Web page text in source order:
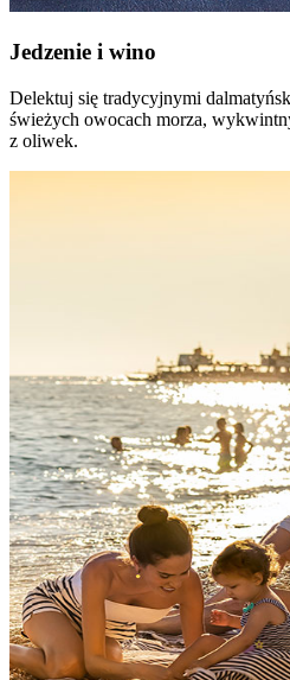
Jedzenie i wino
Delektuj się tradycyjnymi
świeżych owocach morza,
z oliwek.